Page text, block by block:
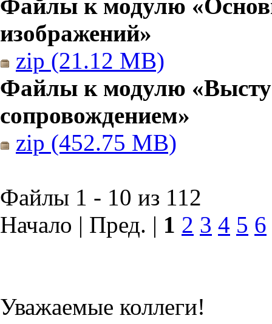
Файлы к модулю
изображений»
zip (21.12 MB)
Файлы к модулю
сопровождением»
zip (452.75 MB)
Файлы 1 - 10 из 112
Начало | Пред. | 1 2 3 4 5 6
Уважаемые коллеги!